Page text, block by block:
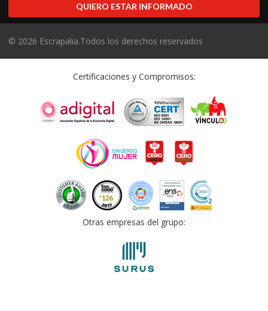
QUIERO ESTAR INFORMADO
© 2026 Escrapalia.Todos los derechos reservados
Certificaciones y Compromisos:
Otras empresas del grupo: